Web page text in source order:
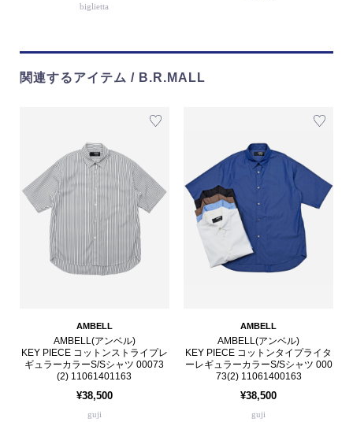
biglietta
関連するアイテム / B.R.MALL
AMBELL
AMBELL(アンベル)
KEY PIECE コットンストライプレ
ギュラーカラーS/Sシャツ 00073
(2) 11061401163
¥38,500
guji
AMBELL
AMBELL(アンベル)
KEY PIECE コットンタイプライタ
ーレギュラーカラーS/Sシャツ 000
73(2) 11061400163
¥38,500
guji